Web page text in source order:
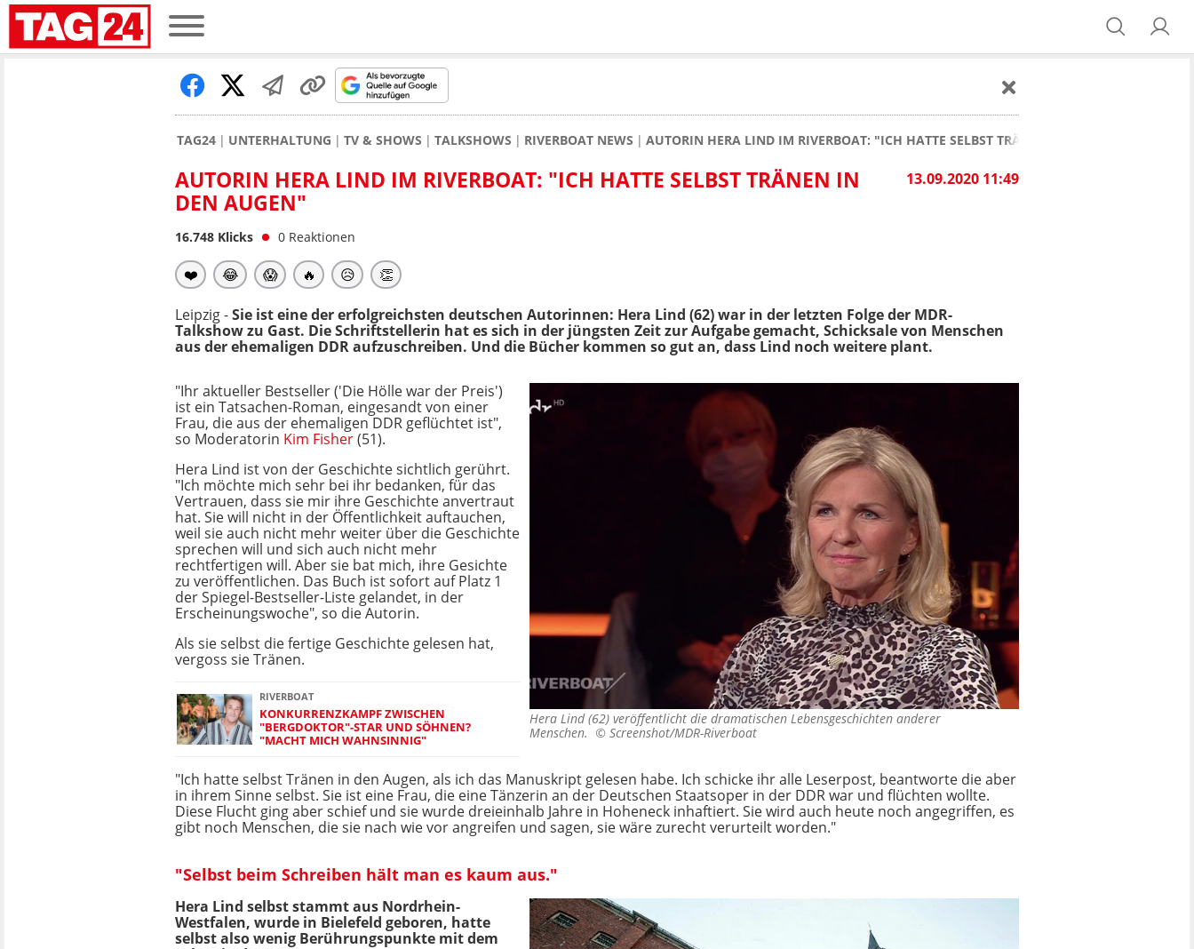
TAG24 UNTERHALTUNG TV & SHOWS TALKSHOWS RIVERBOAT NEWS AUTORIN HERA LIND IM RIVERBOAT: "ICH HATTE SELBST TRÄNEN IN DEN AUGEN"
13.09.2020 11:49
AUTORIN HERA LIND IM RIVERBOAT: "ICH HATTE SELBST TRÄNEN IN
DEN AUGEN"
16.748 Klicks 0 Reaktionen
❤️ 😂 😱 🔥 😥 👏
Leipzig -Sie ist eine der erfolgreichsten deutschen Autorinnen: Hera Lind (62) war in der letzten Folge der MDR-
Talkshow zu Gast. Die Schriftstellerin hat es sich in der jüngsten Zeit zur Aufgabe gemacht, Schicksale von Menschen
aus der ehemaligen DDR aufzuschreiben. Und die Bücher kommen so gut an, dass Lind noch weitere plant.
Hera Lind (62) veröffentlicht die dramatischen Lebensgeschichten anderer
Menschen. © Screenshot/MDR-Riverboat
"Ihr aktueller Bestseller ('Die Hölle war der Preis')
ist ein Tatsachen-Roman, eingesandt von einer
Frau, die aus der ehemaligen DDR geflüchtet ist",
so Moderatorin Kim Fisher(51).
Hera Lind ist von der Geschichte sichtlich gerührt.
"Ich möchte mich sehr bei ihr bedanken, für das
Vertrauen, dass sie mir ihre Geschichte anvertraut
hat. Sie will nicht in der Öffentlichkeit auftauchen,
weil sie auch nicht mehr weiter über die Geschichte
sprechen will und sich auch nicht mehr
rechtfertigen will. Aber sie bat mich, ihre Gesichte
zu veröffentlichen. Das Buch ist sofort auf Platz 1
der Spiegel-Bestseller-Liste gelandet, in der
Erscheinungswoche", so die Autorin.
Als sie selbst die fertige Geschichte gelesen hat,
vergoss sie Tränen.
RIVERBOAT
KONKURRENZKAMPF ZWISCHEN
"BERGDOKTOR"-STAR UND SÖHNEN?
"MACHT MICH WAHNSINNIG"
"Ich hatte selbst Tränen in den Augen, als ich das Manuskript gelesen habe. Ich schicke ihr alle Leserpost, beantworte die aber
in ihrem Sinne selbst. Sie ist eine Frau, die eine Tänzerin an der Deutschen Staatsoper in der DDR war und flüchten wollte.
Diese Flucht ging aber schief und sie wurde dreieinhalb Jahre in Hoheneck inhaftiert. Sie wird auch heute noch angegriffen, es
gibt noch Menschen, die sie nach wie vor angreifen und sagen, sie wäre zurecht verurteilt worden."
"Selbst beim Schreiben hält man es kaum aus."
Hera Lind selbst stammt aus Nordrhein-
Westfalen, wurde in Bielefeld geboren, hatte
selbst also wenig Berührungspunkte mit dem